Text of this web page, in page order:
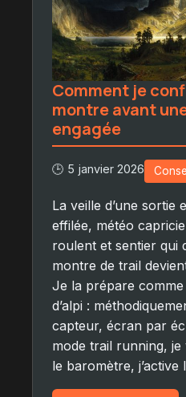
Comment je
montre avant
engagée
🕒 5 janvier 2026
La veille d’une sortie
effilée, météo
roulent et sentier qui
montre de trail
Je la prépare
d’alpi :
capteur, écran par
mode trail running, je
le baromètre,